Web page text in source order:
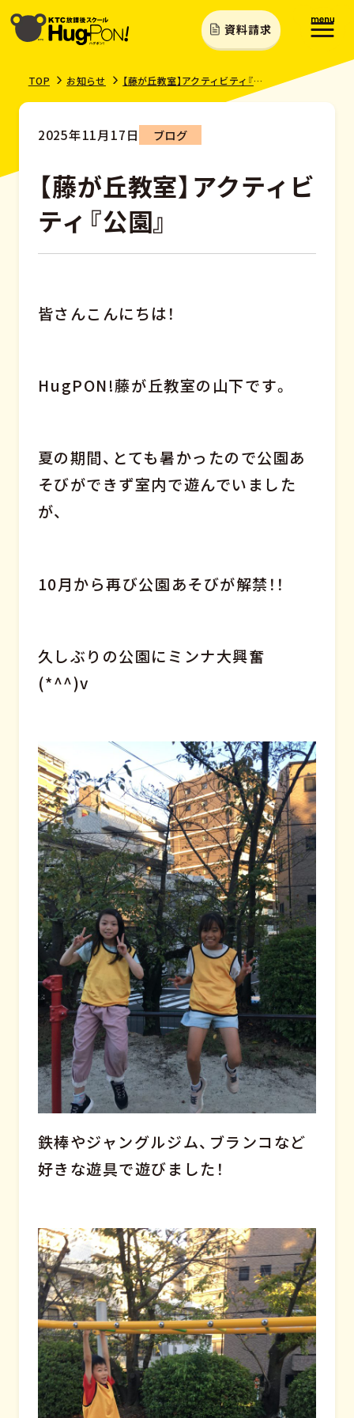
資料請求
TOP お知らせ 【藤が丘教室】アクティビティ『公園』
2025年11月17日 ブログ
【藤が丘教室】アクティビ
ティ『公園』
皆さんこんにちは！
HugPON!藤が丘教室の山下です。
夏の期間、とても暑かったので公園あ
そびができず室内で遊んでいました
が、
10月から再び公園あそびが解禁！！
久しぶりの公園にミンナ大興奮
(*^^)v
鉄棒やジャングルジム、ブランコなど
好きな遊具で遊びました！